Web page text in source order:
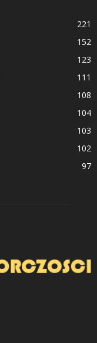
221
152
123
111
108
104
103
102
97